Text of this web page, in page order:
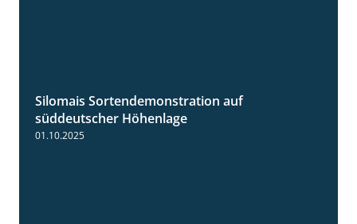
Silomais Sortendemonstration auf
süddeutscher Höhenlage
01.10.2025